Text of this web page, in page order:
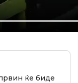
ќе биде